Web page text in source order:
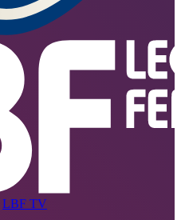
LBF TV